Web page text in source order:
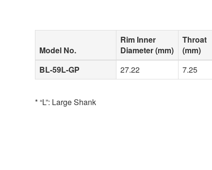
Model No.
Rim Inner
Diameter (mm)
Throat
(mm)
BL-59L-GP
27.22 7.25
* “L”: Large Shank